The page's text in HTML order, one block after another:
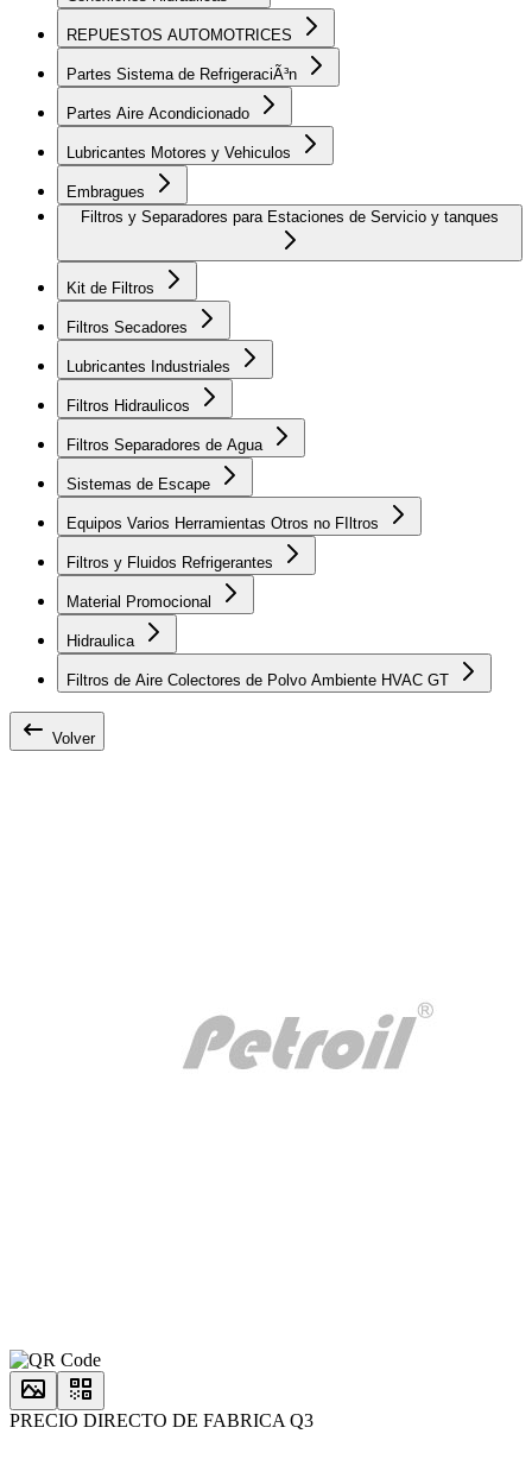
REPUESTOS AUTOMOTRICES
Partes Sistema de RefrigeraciÃ³n
Partes Aire Acondicionado
Lubricantes Motores y Vehiculos
Embragues
Kit de Filtros
Filtros Secadores
Lubricantes Industriales
Filtros Hidraulicos
Filtros Separadores de Agua
Sistemas de Escape
Equipos Varios Herramientas Otros no FIltros
Filtros y Fluidos Refrigerantes
Material Promocional
Hidraulica
Filtros de Aire Colectores de Polvo Ambiente HVAC GT
Volver
PRECIO DIRECTO DE FABRICA Q3